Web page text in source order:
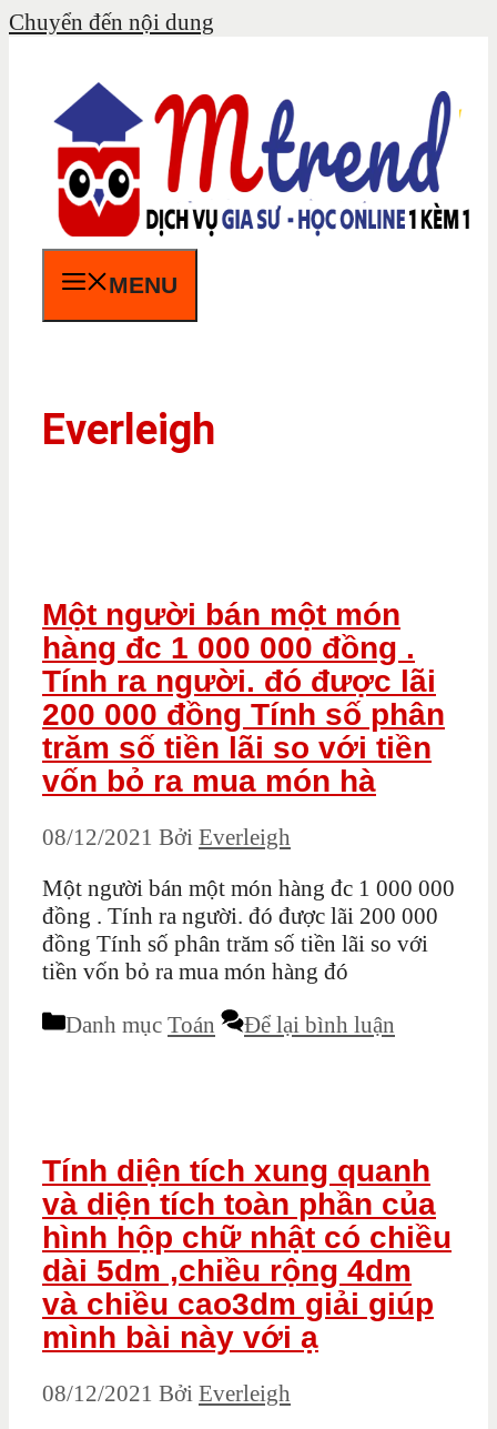
Chuyển đến nội dung
MENU
Everleigh
Một người bán một món
hàng đc 1 000 000 đồng .
Tính ra người. đó được lãi
200 000 đồng Tính số phân
trăm số tiền lãi so với tiền
vốn bỏ ra mua món hà
08/12/2021 Bởi Everleigh
Một người bán một món hàng đc 1 000 000
đồng . Tính ra người. đó được lãi 200 000
đồng Tính số phân trăm số tiền lãi so với
tiền vốn bỏ ra mua món hàng đó
Danh mục Toán Để lại bình luận
Tính diện tích xung quanh
và diện tích toàn phần của
hình hộp chữ nhật có chiều
dài 5dm ,chiều rộng 4dm
và chiều cao3dm giải giúp
mình bài này với ạ
08/12/2021 Bởi Everleigh